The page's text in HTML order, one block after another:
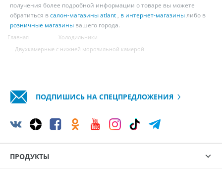
получения более подробной информации о товаре вы можете
обратиться всалон-магазины atlant , в интернет-магазинылибо в
розничные магазины вашего города.
Главная
Холодильники
Двухкамерные с нижней морозильной камерой
ПОДПИШИСЬ НА СПЕЦПРЕДЛОЖЕНИЯ
ПРОДУКТЫ